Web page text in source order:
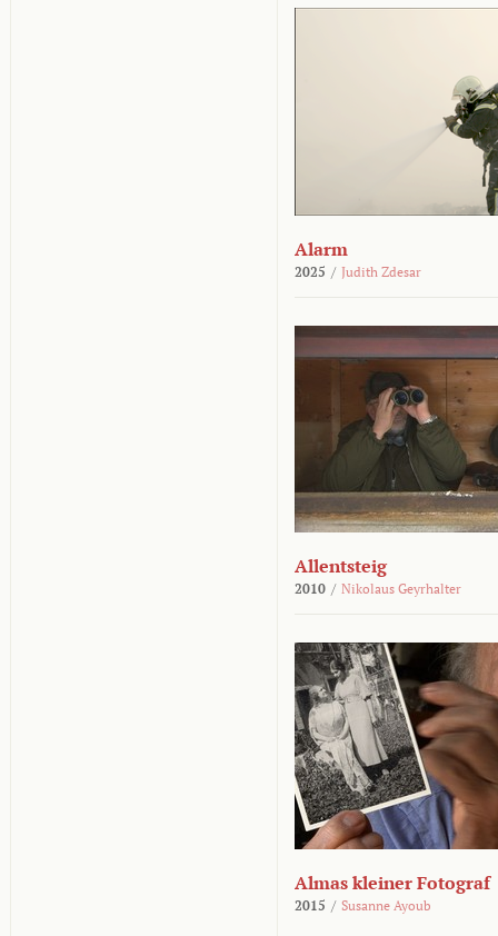
Alarm
2025 / Judith Zdesar
Allentsteig
2010 / Nikolaus Geyrhalter
Almas kleiner Fotograf
2015 / Susanne Ayoub